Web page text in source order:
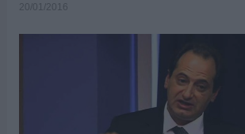
20/01/2016